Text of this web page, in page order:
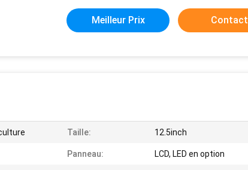
Meilleur Prix Contact
Taille: 12.5inch
Panneau: LCD, LED en option